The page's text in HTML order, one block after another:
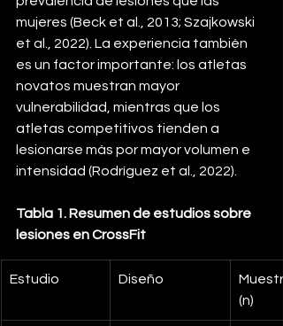
mujeres (Beck et al., 2013; Szajkowski
et al., 2022). La experiencia también
es un factor importante: los atletas
novatos muestran mayor
vulnerabilidad, mientras que los
atletas competitivos tienden a
lesionarse más por mayor volumen e
intensidad (Rodríguez et al., 2022).
Tabla 1. Resumen de estudios sobre
lesiones en CrossFit
Estudio Diseño
(n)